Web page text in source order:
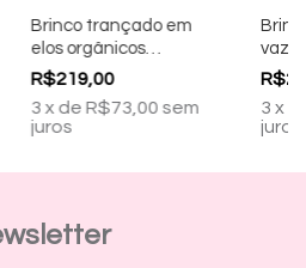
Brinco trançado em
elos orgânicos
banhado a ródio
R$219,00
3 xde R$73,00 sem
juros
ouro
3 x
juros